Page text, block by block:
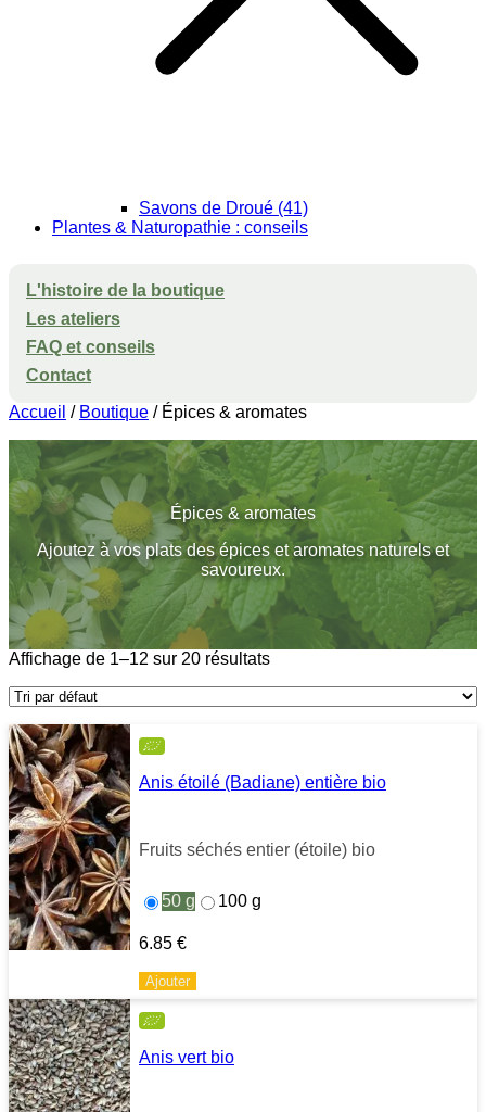
Savons de Droué (41)
Plantes & Naturopathie : conseils
L'histoire de la boutique
Les ateliers
FAQ et conseils
Contact
Accueil / Boutique / Épices & aromates
Épices & aromates
Ajoutez à vos plats des épices et aromates naturels et
savoureux.
Affichage de 1–12 sur 20 résultats
Anis étoilé (Badiane) entière bio
Fruits séchés entier (étoile) bio
50 g 100 g
6.85 €
Ajouter
Anis vert bio